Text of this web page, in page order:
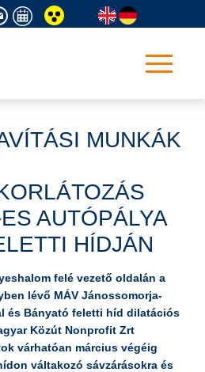
MUNKÁK
AUTÓPÁLYA
HÍDJÁN
felé vezető oldalán a
lévő MÁV Jánossomorja-
és Bányató feletti híd dilatációs
Közút Nonprofit Zrt
várhatóan március végéig
váltakozó sávzárásokra és